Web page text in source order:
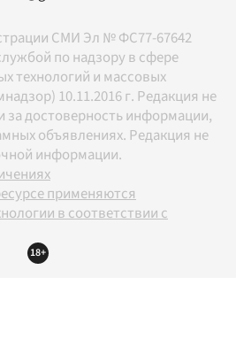
СМИ Эл № ФС77-67642
по надзору в сфере
технологий и массовых
10.11.2016 г. Редакция не
за достоверность информации,
объявлениях. Редакция не
информации.
применяются
в соответствии с
18+